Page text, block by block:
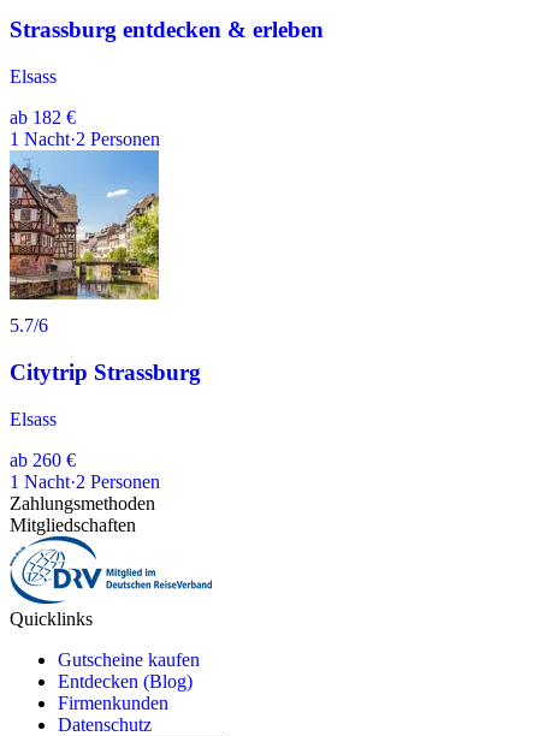
Strassburg entdecken & erleben
Elsass
ab 182 €
1 Nacht·2 Personen
5.7/6
Citytrip Strassburg
Elsass
ab 260 €
1 Nacht·2 Personen
Zahlungsmethoden
Mitgliedschaften
Quicklinks
Gutscheine kaufen
Entdecken (Blog)
Firmenkunden
Datenschutz